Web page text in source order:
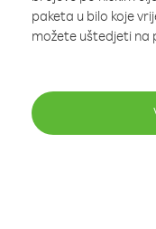
paketa u bilo koje
možete uštedjeti na